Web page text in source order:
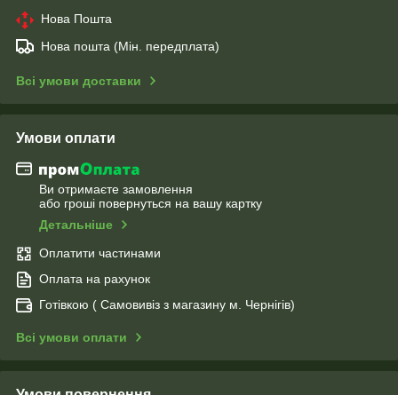
Нова Пошта
Нова пошта (Мін. передплата)
Всі умови доставки
Умови оплати
Ви отримаєте замовлення
або гроші повернуться на вашу картку
Детальніше
Оплатити частинами
Оплата на рахунок
Готівкою ( Самовивіз з магазину м. Чернігів)
Всі умови оплати